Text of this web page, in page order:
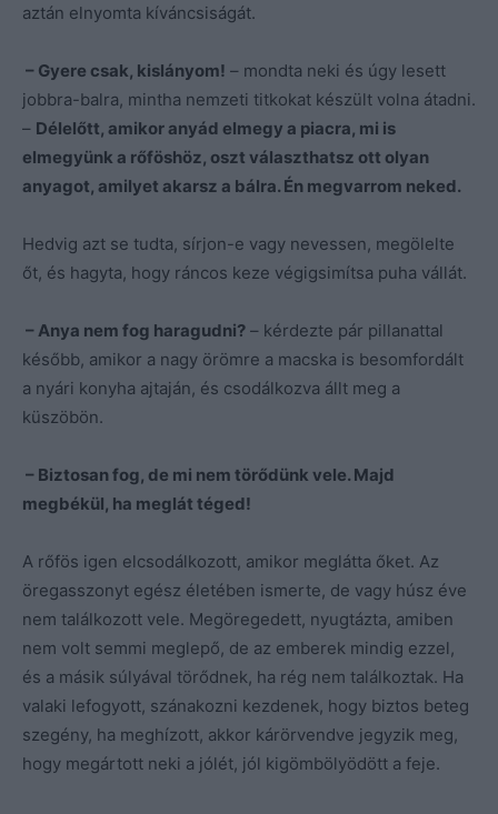
aztán elnyomta kíváncsiságát.
– Gyere csak, kislányom! – mondta neki és úgy lesett
jobbra-balra, mintha nemzeti titkokat készült volna átadni.
– Délelőtt, amikor anyád elmegy a piacra, mi is
elmegyünk a rőföshöz, oszt választhatsz ott olyan
anyagot, amilyet akarsz a bálra. Én megvarrom neked.
Hedvig azt se tudta, sírjon-e vagy nevessen, megölelte
őt, és hagyta, hogy ráncos keze végigsimítsa puha vállát.
– Anya nem fog haragudni? – kérdezte pár pillanattal
később, amikor a nagy örömre a macska is besomfordált
a nyári konyha ajtaján, és csodálkozva állt meg a
küszöbön.
– Biztosan fog, de mi nem törődünk vele. Majd
megbékül, ha meglát téged!
A rőfös igen elcsodálkozott, amikor meglátta őket. Az
öregasszonyt egész életében ismerte, de vagy húsz éve
nem találkozott vele. Megöregedett, nyugtázta, amiben
nem volt semmi meglepő, de az emberek mindig ezzel,
és a másik súlyával törődnek, ha rég nem találkoztak. Ha
valaki lefogyott, szánakozni kezdenek, hogy biztos beteg
szegény, ha meghízott, akkor kárörvendve jegyzik meg,
hogy megártott neki a jólét, jól kigömbölyödött a feje.